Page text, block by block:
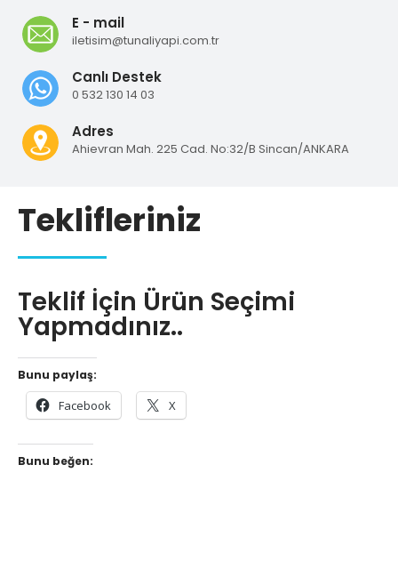
E - mail
iletisim@tunaliyapi.com.tr
Canlı Destek
0 532 130 14 03
Adres
Ahievran Mah. 225 Cad. No:32/B Sincan/ANKARA
Teklifleriniz
Teklif İçin Ürün Seçimi
Yapmadınız..
Bunu paylaş:
Facebook X
Bunu beğen: